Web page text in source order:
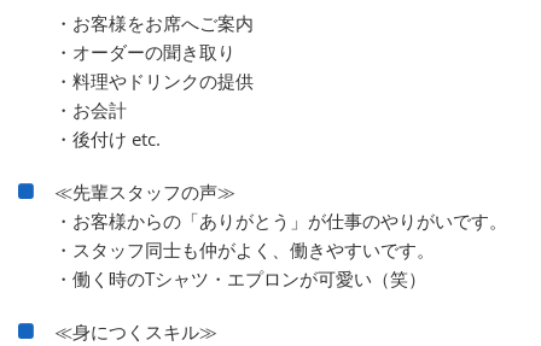
・お客様をお席へご案内
・オーダーの聞き取り
・料理やドリンクの提供
・お会計
・後付け etc.
≪先輩スタッフの声≫
・お客様からの「ありがとう」が仕事のやりがいです。
・スタッフ同士も仲がよく、働きやすいです。
・働く時のTシャツ・エプロンが可愛い（笑）
≪身につくスキル≫